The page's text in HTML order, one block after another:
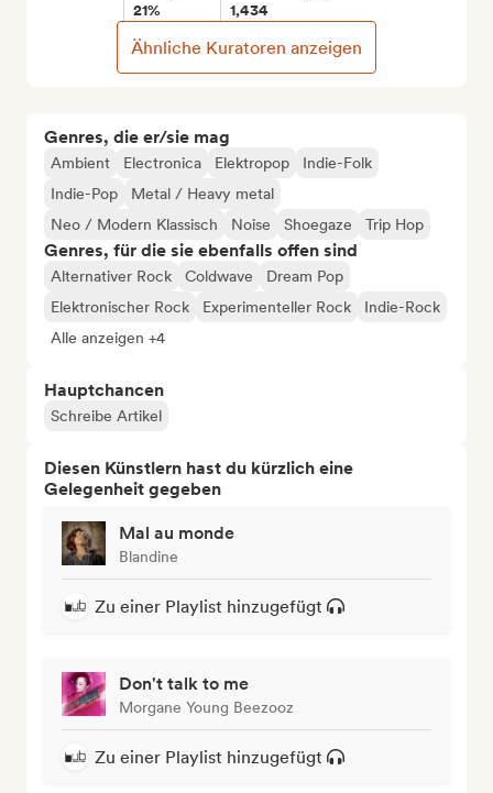
Genres, die er/sie mag
Ambient Electronica Elektropop
Indie-Folk
Indie-Pop
Metal / Heavy metal
Neo / Modern Klassisch
Noise Shoegaze Trip Hop
Genres, für die sie ebenfalls offen sind
Alternativer Rock Coldwave
Dream Pop
Elektronischer Rock
Experimenteller Rock
Indie-Rock
Alle anzeigen +4
Hauptchancen
Schreibe Artikel
Diesen Künstlern hast du kürzlich eine
Gelegenheit gegeben
Mal au monde
Blandine
Zu einer Playlist hinzugefügt
Don't talk to me
Morgane Young Beezooz
Zu einer Playlist hinzugefügt
21% 1,434
Ähnliche Kuratoren anzeigen